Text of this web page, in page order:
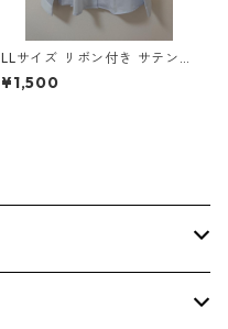
LLサイズ リボン付き サテン調
シャツブラウス サックス ◆KI
Y-1301◆
¥1,500